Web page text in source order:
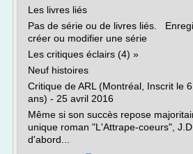
Les livres liés
Pas de série ou de livres liés.
créer ou modifier une série
Les critiques éclairs (4) »
Neuf histoires
Critique de ARL (Montréal, Inscrit le
ans) - 25 avril 2016
Même si son succès repose
unique roman "L'Attrape-coeurs",
d'abord...